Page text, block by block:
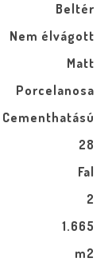
Beltér
Nem élvágott
Matt
Porcelanosa
Cementhatású
28
Fal
2
1.665
m2